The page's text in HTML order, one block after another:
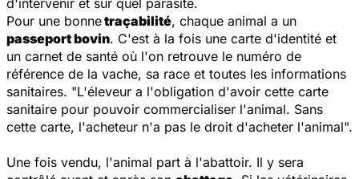
Pour une bonnetraçabilité, chaque animal a un
passeport bovin. C'est à la fois une carte d'identité et
un carnet de santé où l'on retrouve le numéro de
référence de la vache, sa race et toutes les informations
sanitaires. "L'éleveur a l'obligation d'avoir cette carte
sanitaire pour pouvoir commercialiser l'animal. Sans
cette carte, l'acheteur n'a pas le droit d'acheter l'animal".
Une fois vendu, l'animal part à l'abattoir. Il y sera